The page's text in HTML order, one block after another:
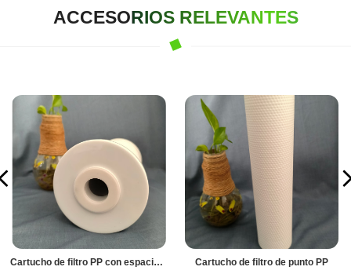
ACCESORIOS RELEVANTES
Cartucho de filtro PP con espacio compuesto azul grande Cartucho de filtro de punto PP